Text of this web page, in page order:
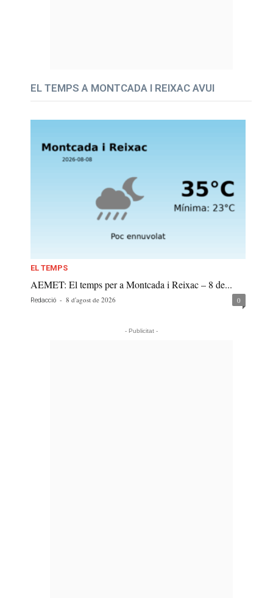
EL TEMPS A MONTCADA I REIXAC AVUI
EL TEMPS
AEMET: El temps per a Montcada i Reixac – 8 de...
Redacció - 8 d'agost de 2026 0
- Publicitat -